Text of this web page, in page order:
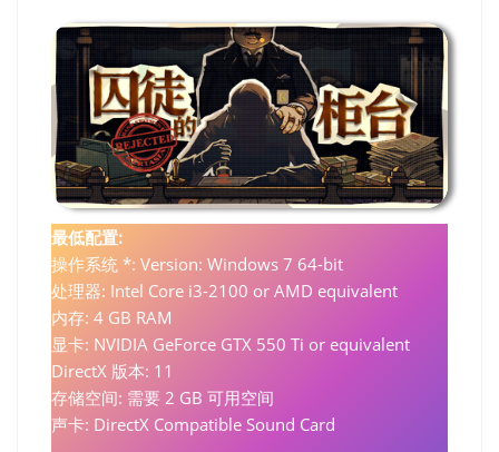
最低配置:
操作系统 *: Version: Windows 7 64-bit
处理器: Intel Core i3-2100 or AMD equivalent
内存: 4 GB RAM
显卡: NVIDIA GeForce GTX 550 Ti or equivalent
DirectX 版本: 11
存储空间: 需要 2 GB 可用空间
声卡: DirectX Compatible Sound Card